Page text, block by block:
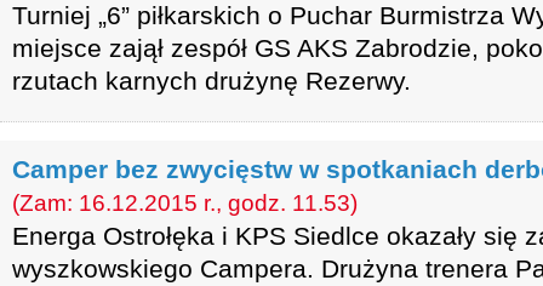
Turniej „6” piłkarskich o Puchar Burmistrza
miejsce zajął zespół GS AKS Zabrodzie,
rzutach karnych drużynę Rezerwy.
Camper bez zwycięstw w spotkaniach
(Zam: 16.12.2015 r., godz. 11.53)
Energa Ostrołęka i KPS Siedlce okazały się
wyszkowskiego Campera. Drużyna trenera